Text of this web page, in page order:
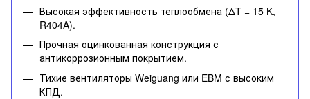
Высокая эффективность теплообмена (ΔT = 15 K,
R404A).
Прочная оцинкованная конструкция с
антикоррозионным покрытием.
Тихие вентиляторы Weiguang или EBM с высоким
КПД.